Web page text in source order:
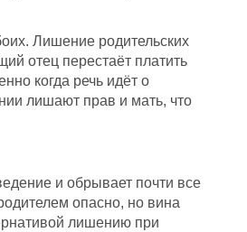
Лишение родительских
отец перестаёт платить
когда речь идёт о
лишают прав и мать, что
и обрывает почти все
опасно, но вина
лишению при